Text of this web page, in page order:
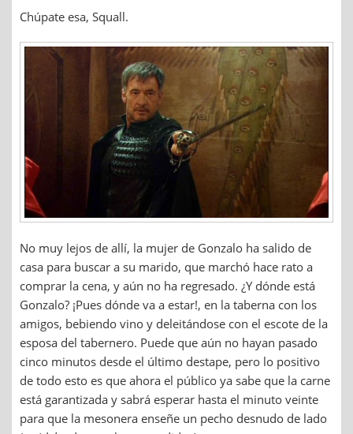
Chúpate esa, Squall.
No muy lejos de allí, la mujer de Gonzalo ha salido de
casa para buscar a su marido, que marchó hace rato a
comprar la cena, y aún no ha regresado. ¿Y dónde está
Gonzalo? ¡Pues dónde va a estar!, en la taberna con los
amigos, bebiendo vino y deleitándose con el escote de la
esposa del tabernero. Puede que aún no hayan pasado
cinco minutos desde el último destape, pero lo positivo
de todo esto es que ahora el público ya sabe que la carne
está garantizada y sabrá esperar hasta el minuto veinte
para que la mesonera enseñe un pecho desnudo de lado